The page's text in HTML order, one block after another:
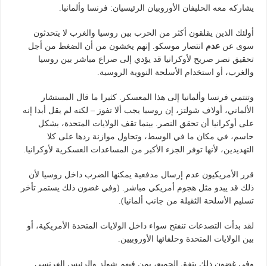
يشاركه معه الحليفان الأوروبيان الرئيسيان: فرنسا وألمانيا.
أولئك الذين يقلقون أكثر من الحرب بين روسيا والغرب لا يتحدثون
سوى عنعدم انتصار موسكو. إنهم يخشون من أن الضغط من أجل
تحقيق نصر صريح لأوكرانيا قد يؤدي إلى صراع مباشر بين روسيا
والغرب، أو استخدام الأسلحة النووية الروسية.
وتنتمي فرنسا وألمانيا إلى هذا المعسكر. كثيرا ما قال المستشار
الألماني، أولاف شولتز، إن روسيا يجب ألا تفوز – لكنه لم يقل أبدا إنه
على أوكرانيا أن تحقق النصر. بينما تقف الولايات المتحدة، بشكل
حاسم، في مكان ما في الوسط، وتحاول موازنة ردها على كلا
التهديدين، لأنها توفر الجزء الأكبر من المساعدات العسكرية لأوكرانيا.
قرر الأمريكيون عدم إرسال مدفعية يمكنها الضرب داخل روسيا لأن
ذلك قد يبدو مثل هجوم أمريكي مباشر. (وفي غضون ذلك يستمر تأخر
تسليم الأسلحة الثقيلة من جانب ألمانيا).
لقد بدأت التصدعات تنفتح سواء داخل الولايات المتحدة الأمريكية، أو
بين الولايات المتحدة وحلفائها الأوروبيين.
وفي غضون ذلك يتفق الجميع، بمن فيهم شولز والرئيس الفرنسي